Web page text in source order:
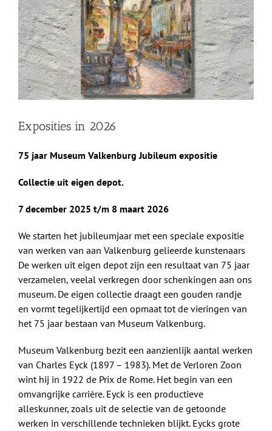
Shop
Over Ons
BEZOEK
afbeelding
Exposities in 2026
75 jaar Museum Valkenburg Jubileum expositie
Collectie uit eigen depot.
7 december 2025 t/m 8 maart 2026
We starten het jubileumjaar met een speciale expositie
van werken van aan Valkenburg gelieerde kunstenaars
De werken uit eigen depot zijn een resultaat van 75 jaar
verzamelen, veelal verkregen door schenkingen aan ons
museum. De eigen collectie draagt een gouden randje
en vormt tegelijkertijd een opmaat tot de vieringen van
het 75 jaar bestaan van Museum Valkenburg.
Museum Valkenburg bezit een aanzienlijk aantal werken
van Charles Eyck (1897 – 1983). Met de Verloren Zoon
wint hij in 1922 de Prix de Rome. Het begin van een
omvangrijke carrière. Eyck is een productieve
alleskunner, zoals uit de selectie van de getoonde
werken in verschillende technieken blijkt. Eycks grote